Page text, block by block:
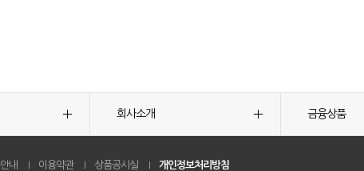
회사소개 금융상품
내 이용약관 상품공시실 개인정보처리방침